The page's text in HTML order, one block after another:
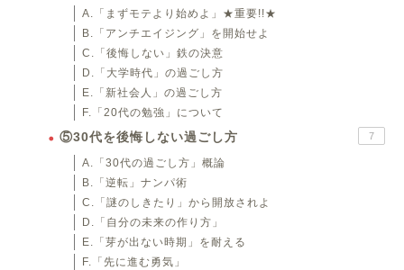
A.「まずモテより始めよ」★重要!!★
B.「アンチエイジング」を開始せよ
C.「後悔しない」鉄の決意
D.「大学時代」の過ごし方
E.「新社会人」の過ごし方
F.「20代の勉強」について
⑤30代を後悔しない過ごし方 7
A.「30代の過ごし方」概論
B.「逆転」ナンパ術
C.「謎のしきたり」から開放されよ
D.「自分の未来の作り方」
E.「芽が出ない時期」を耐える
F.「先に進む勇気」